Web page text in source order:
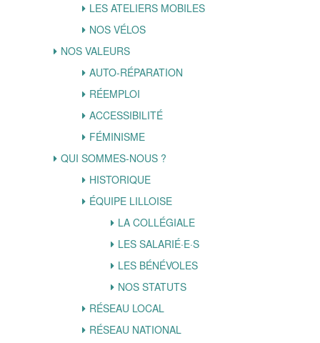
LES ATELIERS MOBILES
NOS VÉLOS
NOS VALEURS
AUTO-RÉPARATION
RÉEMPLOI
ACCESSIBILITÉ
FÉMINISME
QUI SOMMES-NOUS ?
HISTORIQUE
ÉQUIPE LILLOISE
LA COLLÉGIALE
LES SALARIÉ·E·S
LES BÉNÉVOLES
NOS STATUTS
RÉSEAU LOCAL
RÉSEAU NATIONAL